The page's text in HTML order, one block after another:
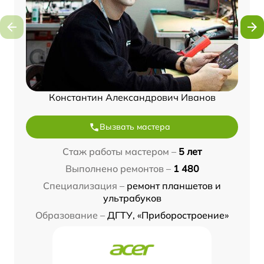
Константин Александрович Иванов
Вызвать мастера
Стаж работы мастером – 5 лет
Выполнено ремонтов – 1 480
Специализация – ремонт планшетов и
ультрабуков
Образование – ДГТУ, «Приборостроение»